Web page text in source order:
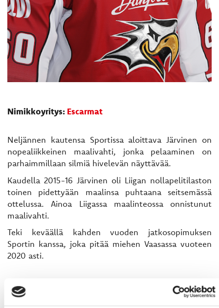
Nimikkoyritys: Escarmat
​​​​​​​Neljännen kautensa Sportissa aloittava Järvinen on
nopealiikkeinen maalivahti, jonka pelaaminen on
parhaimmillaan silmiä hivelevän näyttävää.
Kaudella 2015-16 Järvinen oli Liigan nollapelitilaston
toinen pidettyään maalinsa puhtaana seitsemässä
ottelussa. Ainoa Liigassa maalinteossa onnistunut
maalivahti.
Teki keväällä kahden vuoden jatkosopimuksen
Sportin kanssa, joka pitää miehen Vaasassa vuoteen
2020 asti.